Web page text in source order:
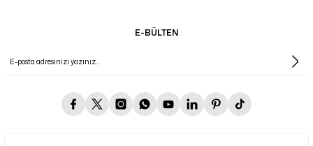
E-BÜLTEN